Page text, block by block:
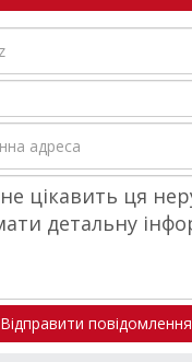
Відправити повідомлення